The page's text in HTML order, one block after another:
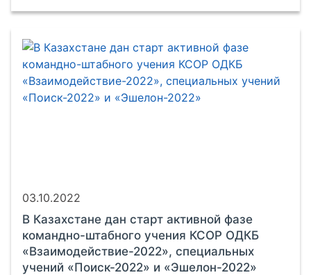
03.10.2022
В Казахстане дан старт активной фазе
командно-штабного учения КСОР ОДКБ
«Взаимодействие-2022», специальных
учений «Поиск-2022» и «Эшелон-2022»